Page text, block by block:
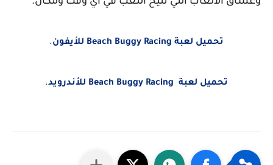
تحميل لعبة Beach Buggy Racing للأيفون .
تحميل لعبة Beach Buggy Racing للأندرويد .